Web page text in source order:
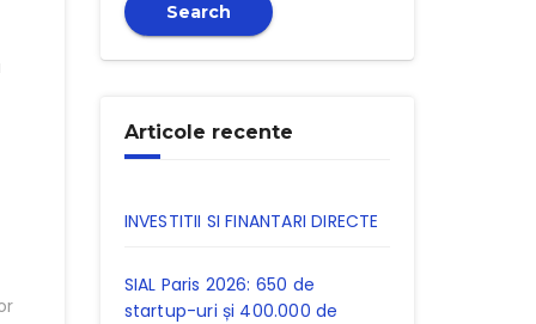
Search
Articole recente
INVESTITII SI FINANTARI DIRECTE
SIAL Paris 2026: 650 de
startup-uri și 400.000 de